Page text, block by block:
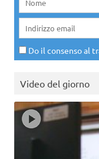
Do il consenso al
Video del giorno